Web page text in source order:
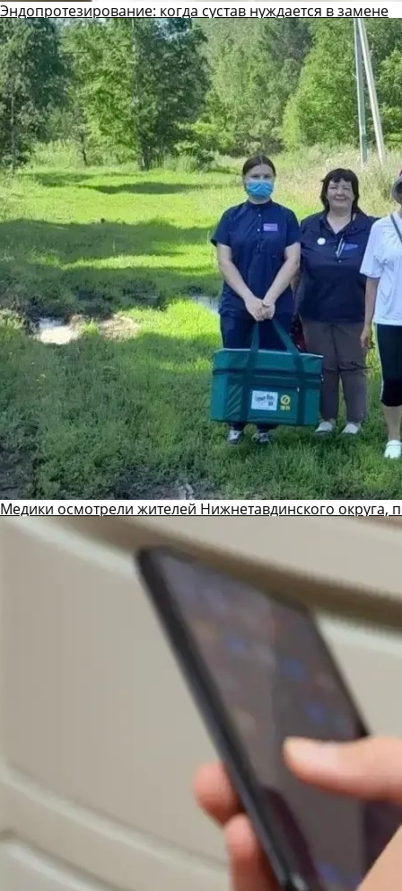
Эндопротезирование: когда сустав нуждается в замене
Медики осмотрели жителей Нижнетавдинского округа,